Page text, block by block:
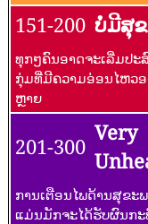
151-200 ບໍ່ມີສຸ
ທຸກໆຄົນອາດຈະເລີ່ມປ
ກຸ່ມທີ່ມີຄວາມອ່ອນໄຫວ
ຫຼາຍ
201-300
Very
ການເຕືອນໄພດ້ານສຸຂະ
ແມ່ນມັກຈະໄດ້ຮັບຜົນກະ